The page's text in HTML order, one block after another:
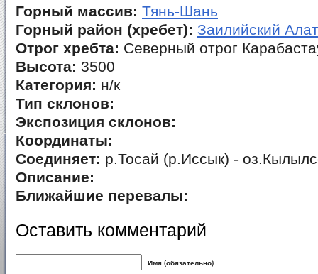
Горный массив: Тянь-Шань
Горный район (хребет): Заилийский
Отрог хребта: Северный отрог
Высота: 3500
Категория: н/к
Тип склонов:
Экспозиция склонов:
Координаты:
Соединяет: р.Тосай (р.Иссык) -
Описание:
Ближайшие перевалы:
Оставить комментарий
Имя (обязательно)